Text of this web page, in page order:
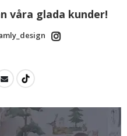
våra glada kunder!